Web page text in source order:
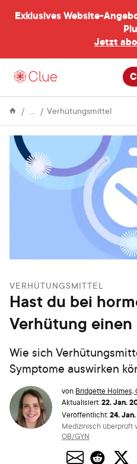
Exklusives Website-
Jetzt
Enzyklopädie
VerhütungsmittelHast
einen
VERHÜTUNGSMITTEL
Hast du bei
Verhütung einen
Wie sich
Symptome auswirken
von Bridgette Holmes,
Aktualisiert:22. Jan.
Veröffentlicht:24.
Medizinisch überprüft
OB/GYN